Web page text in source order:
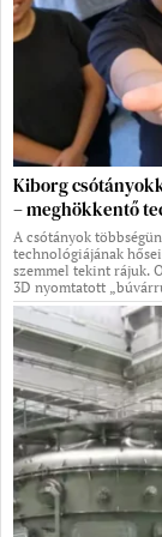
Kiborg
– meghökkentő
A csótányok
technológiájának
szemmel tekint rájuk.
3D nyomtatott